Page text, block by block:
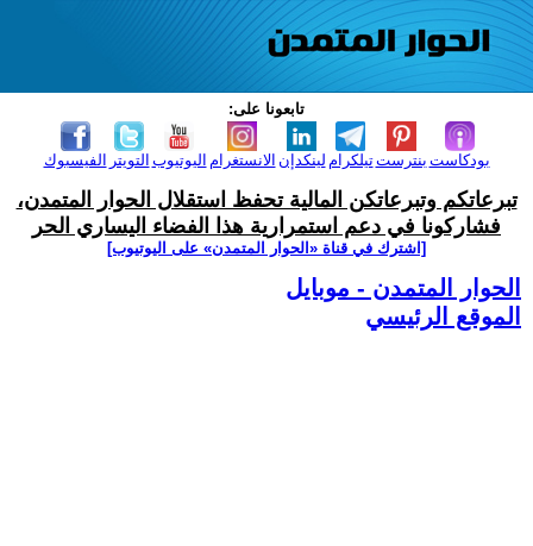
تابعونا على:
الفيسبوك التويتر اليوتيوب الانستغرام لينكدإن تيلكرامبنترست بودكاست
تبرعاتكم وتبرعاتكن المالية تحفظ استقلال الحوار المتمدن،
فشاركونا في دعم استمرارية هذا الفضاء اليساري الحر
[اشترك في قناة ‫«الحوار المتمدن» على اليوتيوب]
الحوار المتمدن - موبايل
الموقع الرئيسي